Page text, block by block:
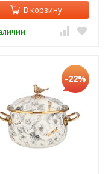
В корзину
-22%